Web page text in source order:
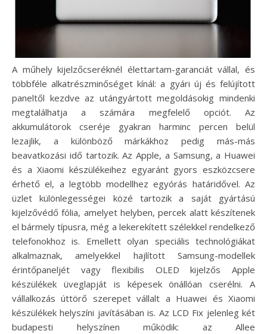
A műhely kijelzőcseréknél élettartam-garanciát vállal, és
többféle alkatrészminőséget kínál: a gyári új és felújított
paneltől kezdve az utángyártott megoldásokig mindenki
megtalálhatja a számára megfelelő opciót. Az
akkumulátorok cseréje gyakran harminc percen belül
lezajlik, a különböző márkákhoz pedig más-más
beavatkozási idő tartozik. Az Apple, a Samsung, a Huawei
és a Xiaomi készülékeihez egyaránt gyors eszközcsere
érhető el, a legtöbb modellhez egyórás határidővel. Az
üzlet különlegességei közé tartozik a saját gyártású
kijelzővédő fólia, amelyet helyben, percek alatt készítenek
el bármely típusra, még a lekerekített szélekkel rendelkező
telefonokhoz is. Emellett olyan speciális technológiákat
alkalmaznak, amelyekkel hajlított Samsung-modellek
érintőpaneljét vagy flexibilis OLED kijelzős Apple
készülékek üveglapját is képesek önállóan cserélni. A
vállalkozás úttörő szerepet vállalt a Huawei és Xiaomi
készülékek helyszíni javításában is. Az LCD Fix jelenleg két
budapesti helyszínen működik: az Allee